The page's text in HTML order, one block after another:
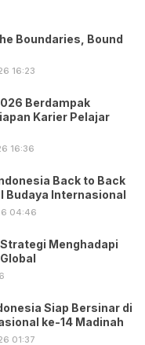
16:23
Berdampak
Karier Pelajar
16:36
Back to Back
Budaya Internasional
04:46
Menghadapi
Siap Bersinar di
ke-14 Madinah
01:37